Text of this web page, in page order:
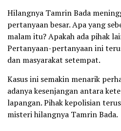
Hilangnya Tamrin Bada
pertanyaan besar. Apa yang
malam itu? Apakah ada pihak
Pertanyaan-pertanyaan ini
dan masyarakat setempat.
Kasus ini semakin menarik
adanya kesenjangan antara
lapangan. Pihak kepolisian
misteri hilangnya Tamrin Bada.